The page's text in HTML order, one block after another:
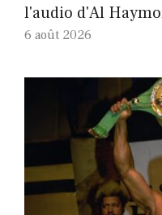
l'audio d'Al
6 août 2026